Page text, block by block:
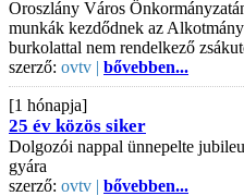
Oroszlány Város
munkák kezdődnek az
burkolattal nem rendelkező
szerző: ovtv | bővebben...
[1 hónapja]
25 év közös siker
Dolgozói nappal ünnepelte
gyára
szerző: ovtv | bővebben...